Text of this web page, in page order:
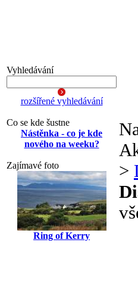
Vyhledávání
rozšířené vyhledávání
Co se kde šustne
Nástěnka - co je kde
nového na weeku?
Zajímavé foto
Ring of Kerry
>